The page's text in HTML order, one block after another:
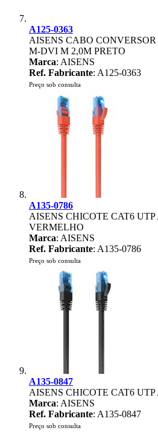
A125-0363
AISENS CABO
M-DVI M 2,0M PRETO
Marca: AISENS
Ref. Fabricante: A125-0363
Preço sob consulta
A135-0786
AISENS CHICOTE CAT6
VERMELHO
Marca: AISENS
Ref. Fabricante: A135-0786
Preço sob consulta
A135-0847
AISENS CHICOTE CAT6
Marca: AISENS
Ref. Fabricante: A135-0847
Preço sob consulta